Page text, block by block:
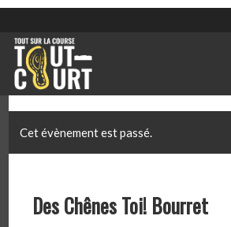
Cet évènement est passé.
Des Chênes Toi! Bourret